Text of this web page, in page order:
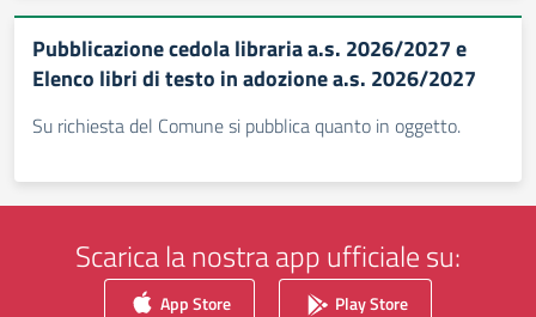
Pubblicazione cedola libraria a.s. 2026/2027 e
Elenco libri di testo in adozione a.s. 2026/2027
Su richiesta del Comune si pubblica quanto in oggetto.
Scarica la nostra app ufficiale su:
App Store Play Store